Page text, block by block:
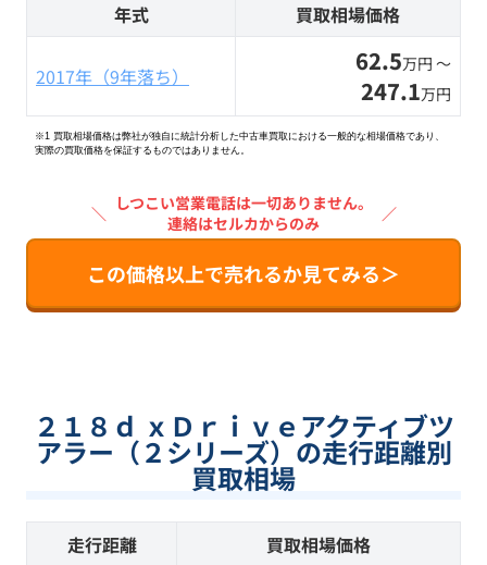
年式 買取相場価格
2017年（9年落ち） 62.5万円 〜
247.1万円
※1 買取相場価格は弊社が独自に統計分析した中古車買取における一般的な相場価格であり、
実際の買取価格を保証するものではありません。
＼ しつこい営業電話は一切ありません。
連絡はセルカからのみ
／
この価格以上で売れるか見てみる＞
２１８ｄ ｘＤｒｉｖｅアクティブツ
アラー（２シリーズ）の走行距離別
買取相場
走行距離 買取相場価格